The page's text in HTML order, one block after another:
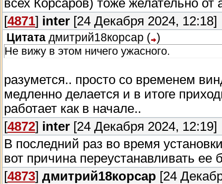
всех Корсаров) тоже желательно от
[4871] inter [24 Декабря 2024, 12:18]
Цитата дмитрий18корсар ( )
Не вижу в этом ничего ужасного.
разумется.. просто со временем
медленно делается и в итоге
работает как в начале..
[4872] inter [24 Декабря 2024, 12:19]
В последний раз во время
вот причина переустанавливать ее
[4873] дмитрий18корсар [24